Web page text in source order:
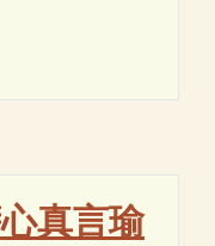
真言瑜